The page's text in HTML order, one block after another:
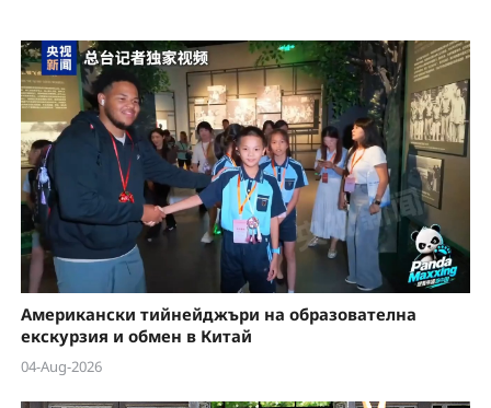
Американски тийнейджъри на образователна
екскурзия и обмен в Китай
04-Aug-2026